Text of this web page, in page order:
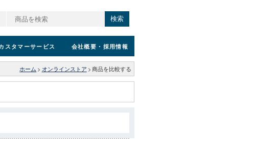
検索
スタマーサービス 会社概要 ・採用情報
ホーム > オンラインストア > 商品を比較する